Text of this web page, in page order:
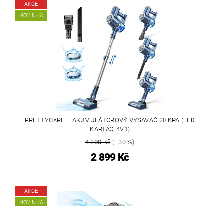
AKCE
NOVINKA
PRETTYCARE – AKUMULÁTOROVÝ VYSAVAČ 20 KPA (LED
KARTÁČ, 4V1)
4 200 Kč(–30 %)
2 899 Kč
AKCE
NOVINKA